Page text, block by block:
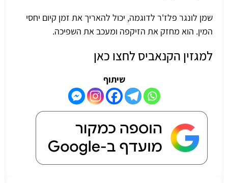
שמן לונגר פלז'רלדוגמה, יכול להאריך את זמן קיום יחסי
המין. הוא מחזק את הזיקפה ומעכב את השפיכה.
למגזין הקנאביס לחצו כאן
שיתוף